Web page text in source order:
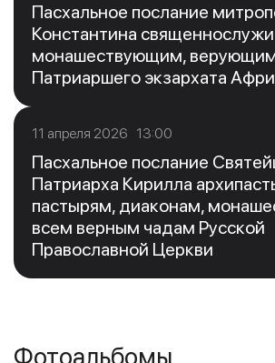
Пасхальное послание
Константина
монашествующим,
Патриаршего экзархата
11 апреля 2026 13:00
Пасхальное послание
Патриарха Кирилла
пастырям, диаконам,
всем верным чадам Русской
Православной Церкви